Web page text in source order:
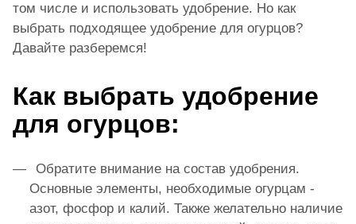
том числе и использовать удобрение. Но как
выбрать подходящее удобрение для огурцов?
Давайте разберемся!
Как выбрать удобрение
для огурцов:
Обратите внимание на состав удобрения.
Основные элементы, необходимые огурцам -
азот, фосфор и калий. Также желательно наличие